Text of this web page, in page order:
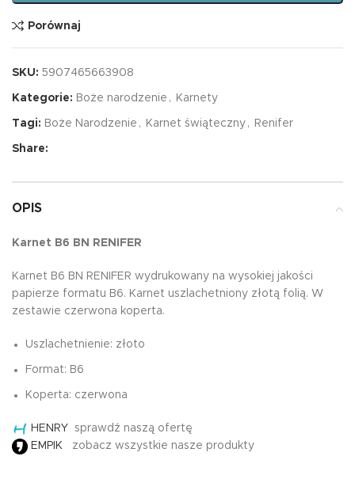
Porównaj
SKU: 5907465663908
Kategorie: Boże narodzenie , Karnety
Tagi: Boże Narodzenie , Karnet świąteczny , Renifer
Share:
OPIS
Karnet B6 BN RENIFER
Karnet B6 BN RENIFER wydrukowany na wysokiej jakości
papierze formatu B6. Karnet uszlachetniony złotą folią. W
zestawie czerwona koperta.
Uszlachetnienie: złoto
Format: B6
Koperta: czerwona
HENRY sprawdź naszą ofertę
EMPIK zobacz wszystkie nasze produkty